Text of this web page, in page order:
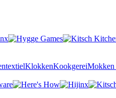
KlokkenKookgerei